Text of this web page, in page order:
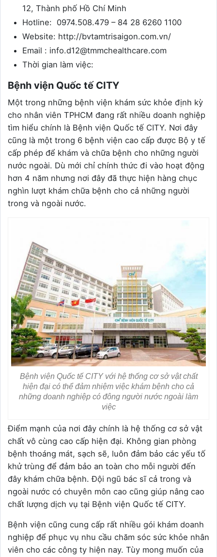
12, Thành phố Hồ Chí Minh
Hotline: 0974.508.479 – 84 28 6260 1100
Website: http://bvtamtrisaigon.com.vn/
Email : info.d12@tmmchealthcare.com
Thời gian làm việc:
Bệnh viện Quốc tế CITY
Một trong những bệnh viện khám sức khỏe định kỳ
cho nhân viên TPHCM đang rất nhiều doanh nghiệp
tìm hiểu chính là Bệnh viện Quốc tế CITY. Nơi đây
cũng là một trong 6 bệnh viện cao cấp được Bộ y tế
cấp phép để khám và chữa bệnh cho những người
nước ngoài. Dù mới chỉ chính thức đi vào hoạt động
hơn 4 năm nhưng nơi đây đã thực hiện hàng chục
nghìn lượt khám chữa bệnh cho cả những người
trong và ngoài nước.
Bệnh viện Quốc tế CITY với hệ thống cơ sở vật chất
hiện đại có thể đảm nhiệm việc khám bệnh cho cả
những doanh nghiệp có đông người nước ngoài làm
việc
Điểm mạnh của nơi đây chính là hệ thống cơ sở vật
chất vô cùng cao cấp hiện đại. Không gian phòng
bệnh thoáng mát, sạch sẽ, luôn đảm bảo các yếu tố
khử trùng để đảm bảo an toàn cho mỗi người đến
đây khám chữa bệnh. Đội ngũ bác sĩ cả trong và
ngoài nước có chuyên môn cao cũng giúp nâng cao
chất lượng dịch vụ tại Bệnh viện Quốc tế CITY.
Bệnh viện cũng cung cấp rất nhiều gói khám doanh
nghiệp để phục vụ nhu cầu chăm sóc sức khỏe nhân
viên cho các công ty hiện nay. Tùy mong muốn của